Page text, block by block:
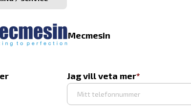
Mecmesin
Jag vill veta mer